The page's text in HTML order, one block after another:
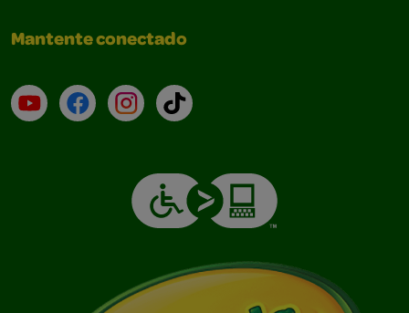
Mantente conectado
YouTube (en inglés)
Facebook (en inglés)
Instagram (en inglés)
TikTok